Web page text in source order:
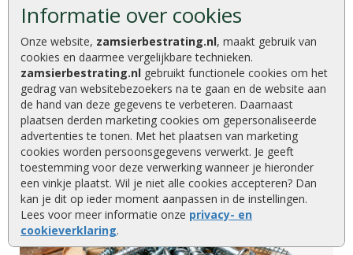
Informatie over cookies
Onze website, zamsierbestrating.nl, maakt gebruik van
cookies en daarmee vergelijkbare technieken.
zamsierbestrating.nl gebruikt functionele cookies om het
gedrag van websitebezoekers na te gaan en de website aan
de hand van deze gegevens te verbeteren. Daarnaast
plaatsen derden marketing cookies om gepersonaliseerde
advertenties te tonen. Met het plaatsen van marketing
cookies worden persoonsgegevens verwerkt. Je geeft
toestemming voor deze verwerking wanneer je hieronder
een vinkje plaatst. Wil je niet alle cookies accepteren? Dan
kan je dit op ieder moment aanpassen in de instellingen.
Lees voor meer informatie onze privacy- en
cookieverklaring.